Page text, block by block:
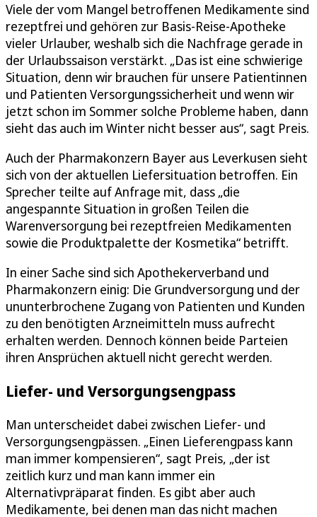
Viele der vom Mangel betroffenen Medikamente sind
rezeptfrei und gehören zur Basis-Reise-Apotheke
vieler Urlauber, weshalb sich die Nachfrage gerade in
der Urlaubssaison verstärkt. „Das ist eine schwierige
Situation, denn wir brauchen für unsere Patientinnen
und Patienten Versorgungssicherheit und wenn wir
jetzt schon im Sommer solche Probleme haben, dann
sieht das auch im Winter nicht besser aus“, sagt Preis.
Auch der Pharmakonzern Bayer aus Leverkusen sieht
sich von der aktuellen Liefersituation betroffen. Ein
Sprecher teilte auf Anfrage mit, dass „die
angespannte Situation in großen Teilen die
Warenversorgung bei rezeptfreien Medikamenten
sowie die Produktpalette der Kosmetika“ betrifft.
In einer Sache sind sich Apothekerverband und
Pharmakonzern einig: Die Grundversorgung und der
ununterbrochene Zugang von Patienten und Kunden
zu den benötigten Arzneimitteln muss aufrecht
erhalten werden. Dennoch können beide Parteien
ihren Ansprüchen aktuell nicht gerecht werden.
Liefer- und Versorgungsengpass
Man unterscheidet dabei zwischen Liefer- und
Versorgungsengpässen. „Einen Lieferengpass kann
man immer kompensieren“, sagt Preis, „der ist
zeitlich kurz und man kann immer ein
Alternativpräparat finden. Es gibt aber auch
Medikamente, bei denen man das nicht machen